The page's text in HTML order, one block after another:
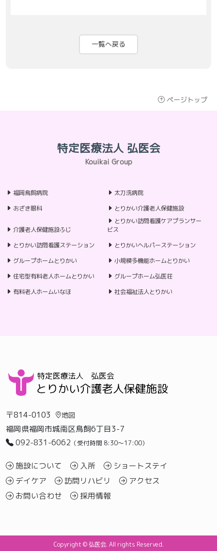
一覧へ戻る
ページトップ
特定医療法人 弘医会
Kouikai Group
福岡鳥飼病院
太刀洗病院
おざき眼科
とりかい介護老人保健施設
介護老人保健施設ふじ
とりかい訪問看護ケアプランサー
ビス
とりかい訪問看護ステーション
とりかいヘルパーステーション
グループホームとりかい
小規模多機能ホームとりかい
住宅型有料老人ホームとりかい
グループホーム弘医荘
有料老人ホームいなほ
社会福祉法人とりかい
〒814-0103 地図
福岡県福岡市城南区鳥飼6丁目3-7
092-831-6062 （受付時間 8:30〜17:00）
施設について 入所
ショートステイ
デイケア
訪問リハビリ
アクセス
お問い合わせ
採用情報
Copyright © 弘医会. All rights Reserved.